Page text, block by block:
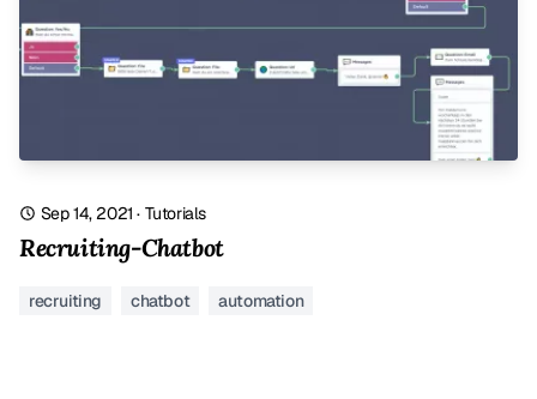
Sep 14, 2021 · Tutorials
Recruiting-Chatbot
recruiting chatbot automation